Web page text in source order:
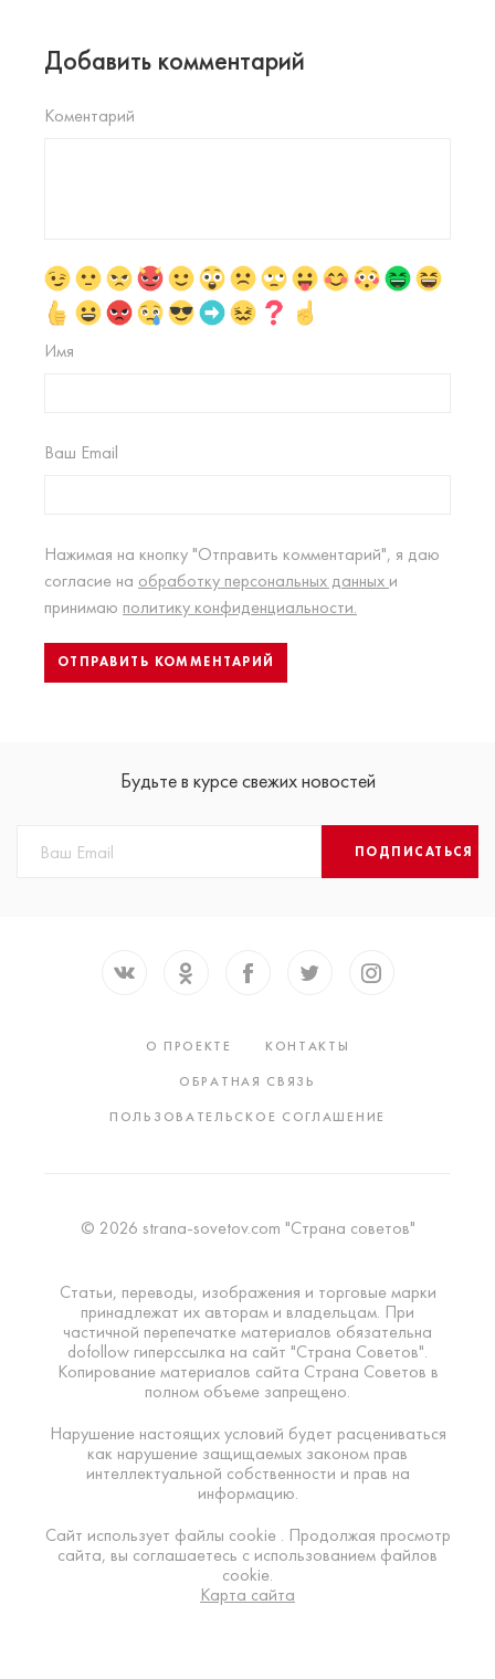
Добавить комментарий
Коментарий
Имя
Ваш Email
Нажимая на кнопку "Отправить комментарий", я даю
согласие на обработку персональных данных и
принимаю политику конфиденциальности.
Будьте в курсе свежих новостей
ПОДПИСАТЬСЯ
О ПРОЕКТЕ
КОНТАКТЫ
ОБРАТНАЯ СВЯЗЬ
ПОЛЬЗОВАТЕЛЬСКОЕ СОГЛАШЕНИЕ
© 2026 strana-sovetov.com "Страна советов"
Статьи, переводы, изображения и торговые марки
принадлежат их авторам и владельцам. При
частичной перепечатке материалов обязательна
dofollow гиперссылка на сайт "Страна Советов".
Копирование материалов сайта Страна Советов в
полном объеме запрещено.
Нарушение настоящих условий будет расцениваться
как нарушение защищаемых законом прав
интеллектуальной собственности и прав на
информацию.
Сайт использует файлы cookie . Продолжая просмотр
сайта, вы соглашаетесь с использованием файлов
cookie.
Карта сайта